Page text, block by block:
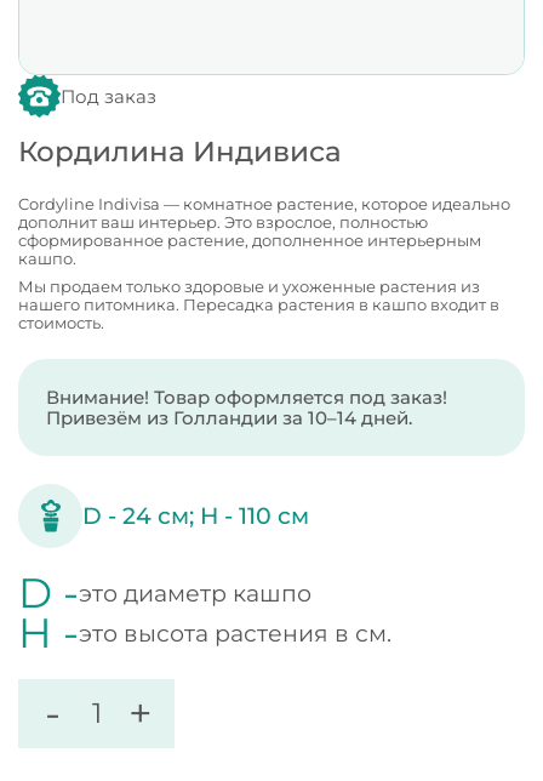
Под заказ
Кордилина Индивиса
Cordyline Indivisa — комнатное растение, которое идеально
дополнит ваш интерьер. Это взрослое, полностью
сформированное растение, дополненное интерьерным
кашпо.
Мы продаем только здоровые и ухоженные растения из
нашего питомника. Пересадка растения в кашпо входит в
стоимость.
Внимание! Товар оформляется под заказ!
Привезём из Голландии за 10–14 дней.
D -24 см; H -110 см
D -это диаметр кашпо
H -это высота растения в см.
- +